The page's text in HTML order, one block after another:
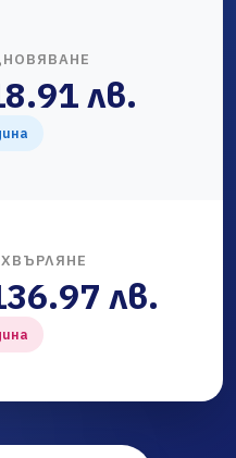
лв.
лв.